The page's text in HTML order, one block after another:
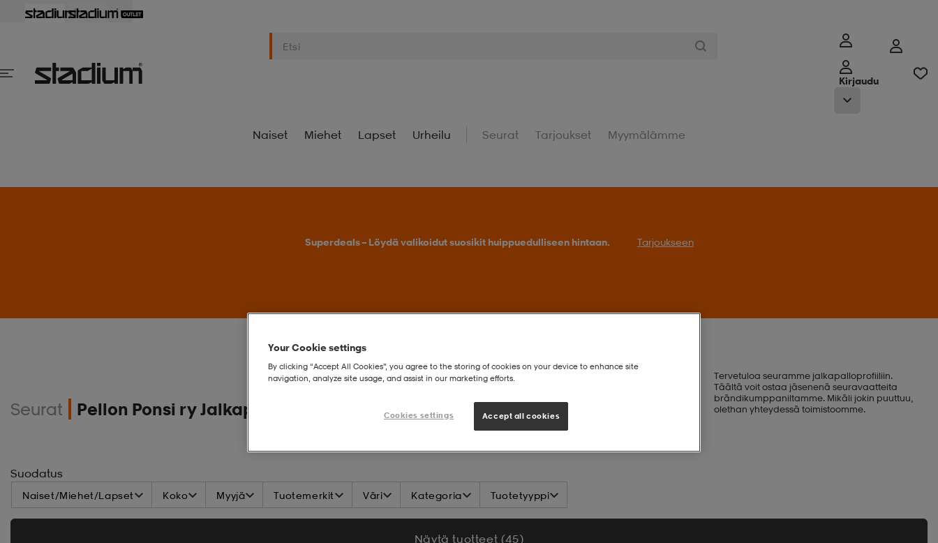
Kirjaudu
Naiset Miehet Lapset Urheilu Seurat Tarjoukset Myymälämme
Superdeals – Löydä valikoidut suosikit huippuedulliseen hintaan. Tarjoukseen
Seurat Pellon Ponsi ry Jalkapallojaosto Jalkapallo
Tervetuloa seuramme jalkapalloprofiiliin.
Täältä voit ostaa jäsenenä seuravaatteita
brändikumppaniltamme. Mikäli jokin puuttuu,
olethan yhteydessä toimistoomme.
Suodatus
Naiset/Miehet/Lapset Koko Myyjä Tuotemerkit Väri Kategoria Tuotetyyppi
Näytä tuotteet (45)
Your Cookie settings
By clicking “Accept All Cookies”, you agree to the storing of cookies on your device to enhance site
navigation, analyze site usage, and assist in our marketing efforts.
Cookies settings Accept all cookies